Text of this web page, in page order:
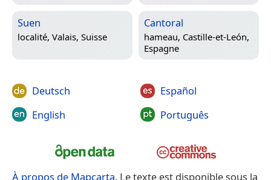
Suen
localité, Valais, Suisse
Cantoral
hameau, Castille-et-León,
Espagne
Deutsch
English
Español
Português
À propos de Mapcarta. Le texte est disponible sous la